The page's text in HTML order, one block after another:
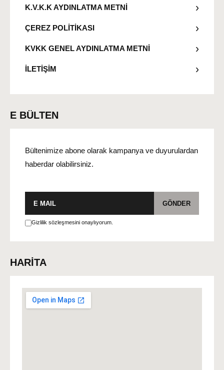
K.V.K.K AYDINLATMA METNİ
ÇEREZ POLİTİKASI
KVKK GENEL AYDINLATMA METNİ
İLETİŞİM
E BÜLTEN
Bültenimize abone olarak kampanya ve duyurulardan
haberdar olabilirsiniz.
GÖNDER
Gizlilik sözleşmesini onaylıyorum.
HARİTA